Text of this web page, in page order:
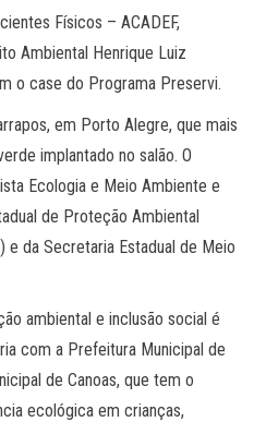
Físicos – ACADEF,
Ambiental Henrique Luiz
o case do Programa Preservi.
em Porto Alegre, que mais
implantado no salão. O
Ecologia e Meio Ambiente e
de Proteção Ambiental
e da Secretaria Estadual de Meio
ambiental e inclusão social é
com a Prefeitura Municipal de
de Canoas, que tem o
ecológica em crianças,